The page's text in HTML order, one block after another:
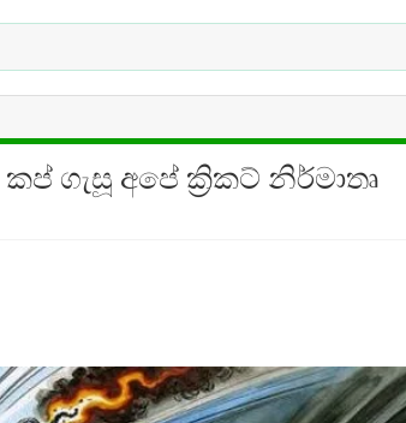
ගැසූ අපේ ක්‍රිකට් නිර්මාතෘ